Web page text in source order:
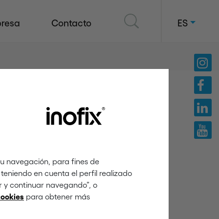
navegación, para fines de
en cuenta el perfil realizado
y continuar navegando”, o
para obtener más
Contacto ES